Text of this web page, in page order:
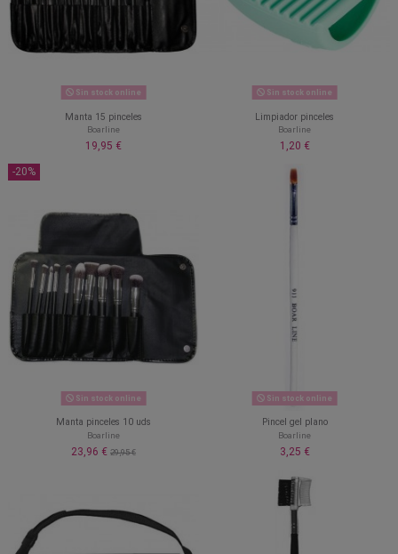
Sin stock online
Manta 15 pinceles
Boarline
19,95 €
Sin stock online
Limpiador pinceles
Boarline
1,20 €
-20%
Sin stock online
Manta pinceles 10 uds
Boarline
23,96 € 29,95 €
Sin stock online
Pincel gel plano
Boarline
3,25 €